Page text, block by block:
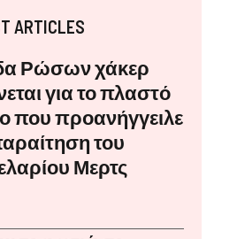
ARTICLES
Ρώσων χάκερ
για το πλαστό
που προανήγγειλε
του
Μερτς